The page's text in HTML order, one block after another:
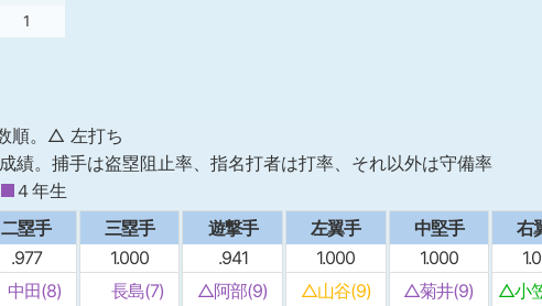
1
順。△ 左打ち
績。捕手は盗塁阻止率、指名打者は打率、それ以外は守備率
４年生
二塁手
.977
中田(8)
三塁手
1.000
長島(7)
遊撃手
.941
△阿部(9)
左翼手
1.000
△山谷(9)
中堅手
1.000
△菊井(9)
右
△小